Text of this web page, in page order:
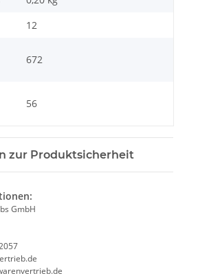
12
672
56
zur Produktsicherheit
GmbH